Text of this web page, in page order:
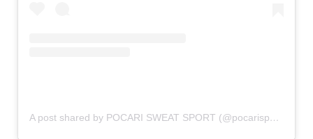
A post shared by POCARI SWEAT SPORT (@pocarisportid)